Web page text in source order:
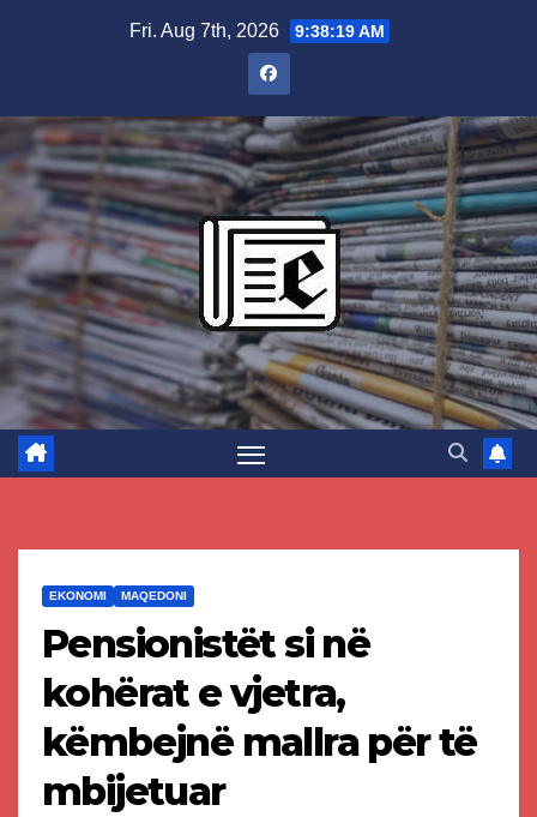
Fri. Aug 7th, 2026 9:38:20 AM
EKONOMI MAQEDONI
Pensionistët si në
kohërat e vjetra,
këmbejnë mallra për të
mbijetuar